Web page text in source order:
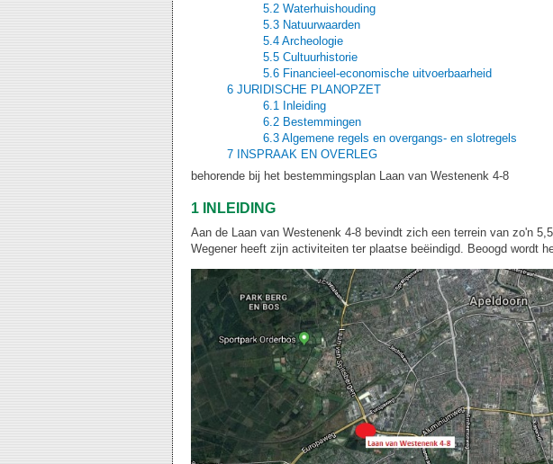
5.2 Waterhuishouding
5.3 Natuurwaarden
5.4 Archeologie
5.5 Cultuurhistorie
5.6 Financieel-economische uitvoerbaarheid
6 JURIDISCHE PLANOPZET
6.1 Inleiding
6.2 Bestemmingen
6.3 Algemene regels en overgangs- en slotregels
7 INSPRAAK EN OVERLEG
behorende bij het bestemmingsplan Laan van Westenenk 4-8
1 INLEIDING
Aan de Laan van Westenenk 4-8 bevindt zich een terrein van zo'n
Wegener heeft zijn activiteiten ter plaatse beëindigd. Beoogd wordt